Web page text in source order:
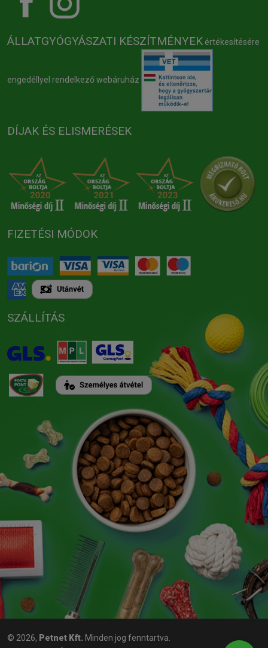
ÁLLATGYÓGYÁSZATI KÉSZÍTMÉNYEK értékesítésére
engedéllyel rendelkező webáruház
DÍJAK ÉS ELISMERÉSEK
FIZETÉSI MÓDOK
SZÁLLÍTÁS
© 2026, Petnet Kft. Minden jog fenntartva.